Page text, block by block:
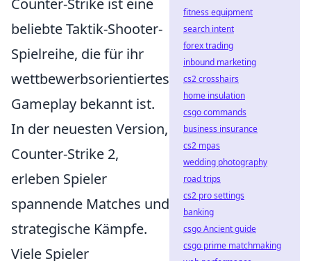
Counter-Strike ist eine
beliebte Taktik-Shooter-
Spielreihe, die für ihr
wettbewerbsorientiertes
Gameplay bekannt ist.
In der neuesten Version,
Counter-Strike 2,
erleben Spieler
spannende Matches und
strategische Kämpfe.
Viele Spieler
fitness equipment
search intent
forex trading
inbound marketing
cs2 crosshairs
home insulation
csgo commands
business insurance
cs2 mpas
wedding photography
road trips
cs2 pro settings
banking
csgo Ancient guide
csgo prime matchmaking